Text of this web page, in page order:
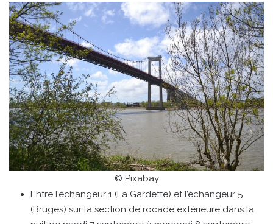
© Pixabay
Entre l’échangeur 1 (La Gardette) et l’échangeur 5
(Bruges) sur la section de rocade extérieure dans la